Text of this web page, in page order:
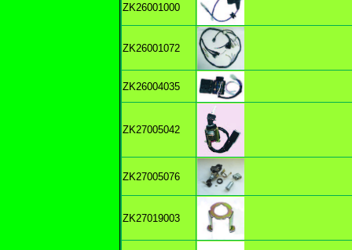
ZK26001000
ZK26001072
ZK26004035
ZK27005042
ZK27005076
ZK27019003